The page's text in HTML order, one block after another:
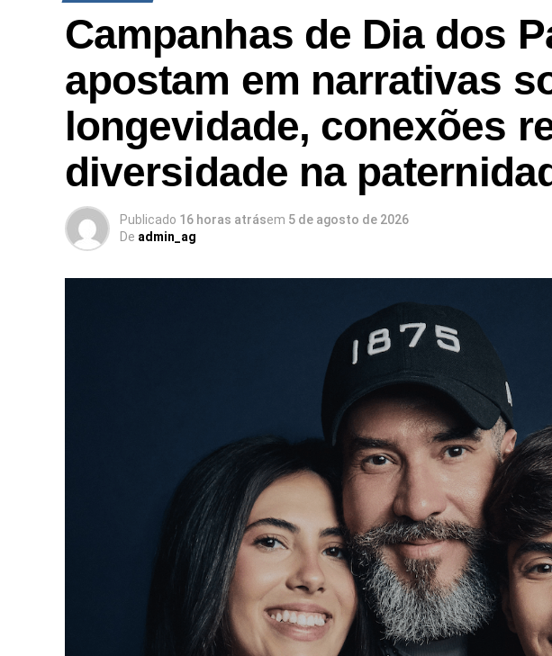
Campanhas de Dia dos
apostam em narrativas
longevidade, conexões
diversidade na
Publicado 16 horas atrásem 5 de agosto de 2026
De admin_ag